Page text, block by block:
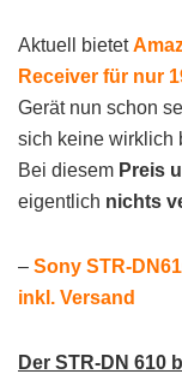
Aktuell bietet
Receiver für nur
Gerät nun schon
sich keine wirklich
Bei diesem Preis
eigentlich nichts
– Sony STR-
inkl. Versand
Der STR-DN 610